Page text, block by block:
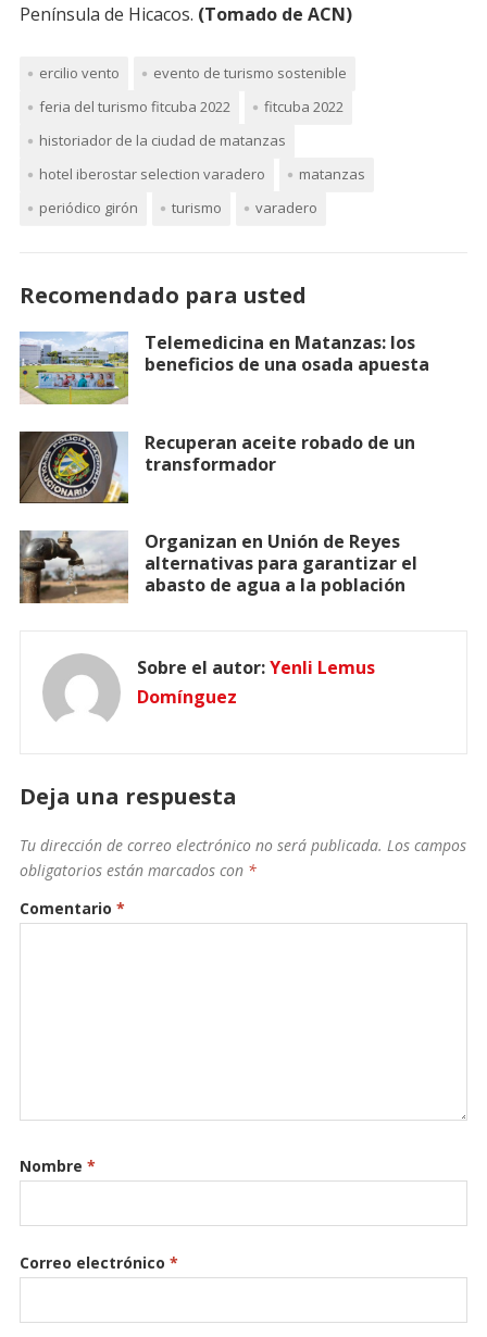
Península de Hicacos. (Tomado de ACN)
ercilio vento
evento de turismo sostenible
feria del turismo fitcuba 2022
fitcuba 2022
historiador de la ciudad de matanzas
hotel iberostar selection varadero
matanzas
periódico girón
turismo varadero
Recomendado para usted
Telemedicina en Matanzas: los
beneficios de una osada apuesta
Recuperan aceite robado de un
transformador
Organizan en Unión de Reyes
alternativas para garantizar el
abasto de agua a la población
Sobre el autor:Yenli Lemus
Domínguez
Deja una respuesta
Tu dirección de correo electrónico no será publicada. Los campos
obligatorios están marcados con *
Comentario *
Nombre *
Correo electrónico *